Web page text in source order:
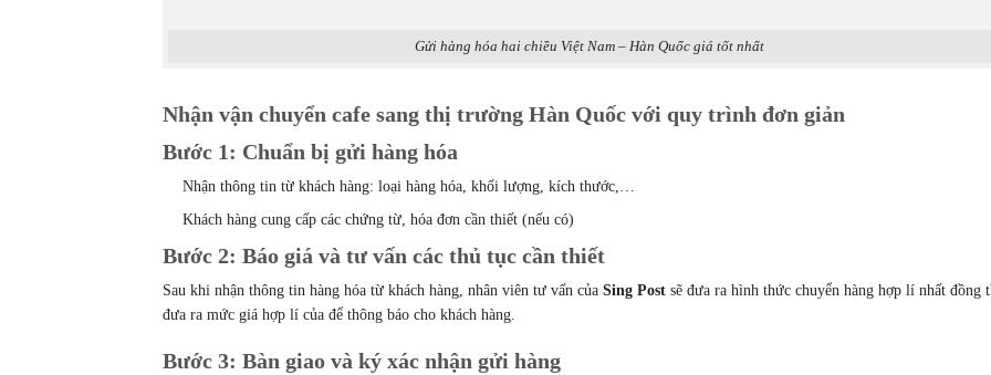
Gửi hàng hóa hai chiều Việt Nam – Hàn Quốc giá tốt nhất
Nhận vận chuyển cafe sang thị trường Hàn Quốc với quy trình đơn giản
Bước 1: Chuẩn bị gửi hàng hóa
Nhận thông tin từ khách hàng: loại hàng hóa, khối lượng, kích thước,…
Khách hàng cung cấp các chứng từ, hóa đơn cần thiết (nếu có)
Bước 2: Báo giá và tư vấn các thủ tục cần thiết
Sau khi nhận thông tin hàng hóa từ khách hàng, nhân viên tư vấn của Sing Post sẽ đưa ra hình thức chuyển hàng hợp lí nhất đồng
đưa ra mức giá hợp lí của để thông báo cho khách hàng.
Bước 3: Bàn giao và ký xác nhận gửi hàng